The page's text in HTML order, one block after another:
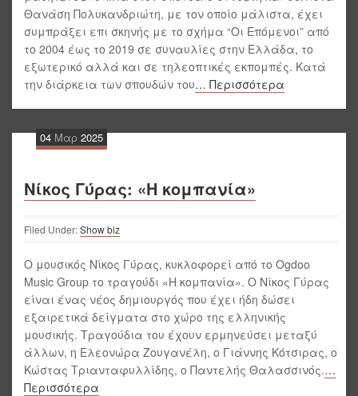
Θανάση Πολυκανδριώτη, με τον οποίο μάλιστα, έχει
συμπράξει επι σκηνής με το σχήμα “Οι Επόμενοι” από
το 2004 έως το 2019 σε συναυλίες στην Ελλάδα, το
εξωτερικό αλλά και σε τηλεοπτικές εκπομπές. Κατά
την διάρκεια των σπουδών του… Περισσότερα
04 Μαρ 2025
Νίκος Γύρας: «Η κομπανία»
Filed Under:Show biz
Ο μουσικός Νίκος Γύρας, κυκλοφορεί από το Ogdoo
Music Group το τραγούδι «Η κομπανία». Ο Νίκος Γύρας
είναι ένας νέος δημιουργός που έχει ήδη δώσει
εξαιρετικά δείγματα στο χώρο της ελληνικής
μουσικής. Τραγούδια του έχουν ερμηνεύσει μεταξύ
άλλων, η Ελεονώρα Ζουγανέλη, ο Γιάννης Κότσιρας, ο
Κώστας Τριανταφυλλίδης, ο Παντελής Θαλασσινός.…
Περισσότερα